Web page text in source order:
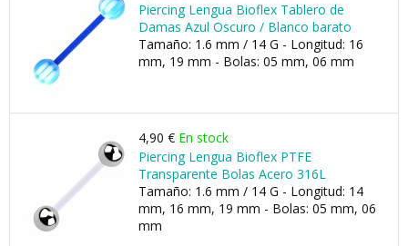
Piercing Lengua Bioflex Tablero de
Damas Azul Oscuro / Blanco barato
Tamaño: 1.6 mm / 14 G - Longitud: 16
mm, 19 mm - Bolas: 05 mm, 06 mm
4,90 € En stock
Piercing Lengua Bioflex PTFE
Transparente Bolas Acero 316L
Tamaño: 1.6 mm / 14 G - Longitud: 14
mm, 16 mm, 19 mm - Bolas: 05 mm, 06
mm